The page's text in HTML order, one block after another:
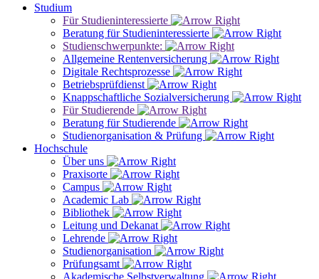
Studium
Für Studieninteressierte
Beratung für Studieninteressierte
Studienschwerpunkte:
Allgemeine Rentenversicherung
Digitale Rechtsprozesse
Betriebsprüfdienst
Knappschaftliche Sozialversicherung
Für Studierende
Beratung für Studierende
Studienorganisation & Prüfung
Hochschule
Über uns
Praxisorte
Campus
Academic Lab
Bibliothek
Leitung und Dekanat
Lehrende
Studienorganisation
Prüfungsamt
Akademische Selbstverwaltung